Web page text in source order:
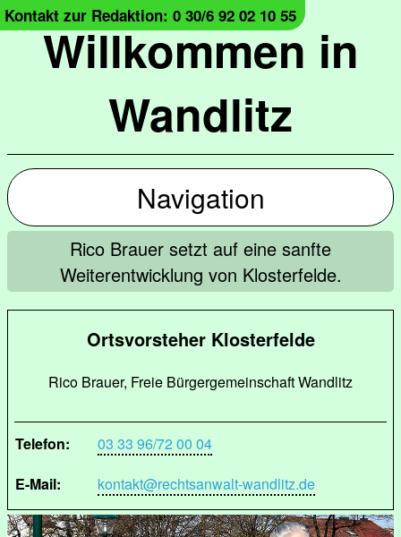
Willkommen in
Wandlitz
Kontakt zur Redaktion: 0 30/6 92 02 10 55
Navigation
Rico Brauer setzt auf eine sanfte
Weiterentwicklung von Klosterfelde.
Ortsvorsteher Klosterfelde
Rico Brauer, Freie Bürgergemeinschaft Wandlitz
Telefon:
03 33 96/72 00 04
E-Mail:
kontakt@rechtsanwalt-wandlitz.de